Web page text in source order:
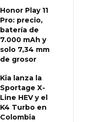
Honor Play 11
Pro: precio,
batería de
7.000 mAh y
solo 7,34 mm
de grosor
Kia lanza la
Sportage X-
Line HEV y el
K4 Turbo en
Colombia